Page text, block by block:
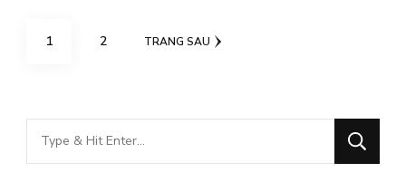
Phân
viết
TRANG
1 TRANG
2 TRANG SAU
Bạn
muốn